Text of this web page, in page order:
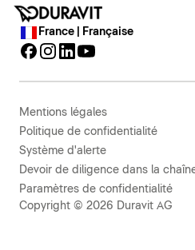
France | Française
Mentions légales
Politique de confidentialité
Système d'alerte
Devoir de diligence dans la
Paramètres de confidentialité
Copyright © 2026 Duravit AG